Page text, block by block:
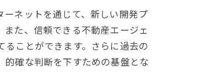
ネットを通じて、新しい開発プ
た、信頼できる不動産エージェ
ことができます。さらに過去の
確な判断を下すための基盤とな